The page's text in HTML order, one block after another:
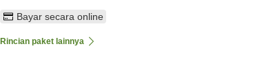
Bayar secara online
Rincian paket lainnya